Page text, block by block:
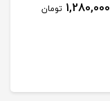
1,280,000 تومان